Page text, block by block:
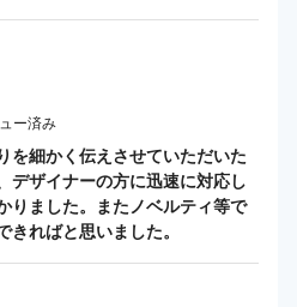
ー済み
を細かく伝えさせていただいた
デザイナーの方に迅速に対応し
りました。またノベルティ等で
きればと思いました。